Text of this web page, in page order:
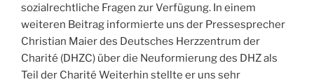
sozialrechtliche Fragen zur Verfügung. In einem
weiteren Beitrag informierte uns der Pressesprecher
Christian Maier des Deutsches Herzzentrum der
Charité (DHZC) über die Neuformierung des DHZ als
Teil der Charité Weiterhin stellte er uns sehr